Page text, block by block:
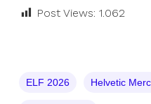
Post Views: 1.062
ELF 2026 Helvetic